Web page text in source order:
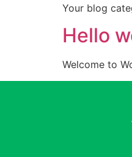
Your blog
Hello
Welcome to